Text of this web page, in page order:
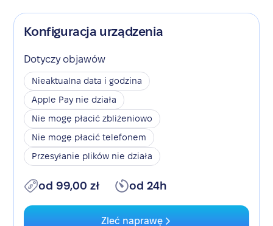
Konfiguracja urządzenia
Dotyczy objawów
Nieaktualna data i godzina
Apple Pay nie działa
Nie mogę płacić zbliżeniowo
Nie mogę płacić telefonem
Przesyłanie plików nie działa
od 99,00 zł od 24h
Zleć naprawę